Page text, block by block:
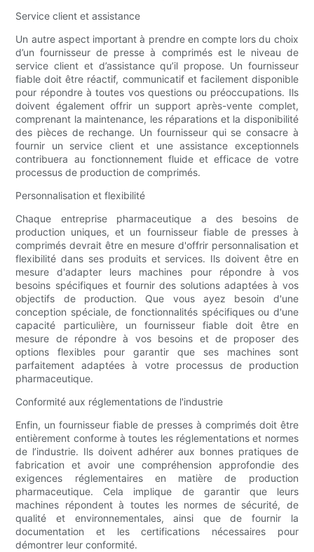
Service client et assistance
Un autre aspect important à prendre en compte lors du choix
d’un fournisseur de presse à comprimés est le niveau de
service client et d’assistance qu’il propose. Un fournisseur
fiable doit être réactif, communicatif et facilement disponible
pour répondre à toutes vos questions ou préoccupations. Ils
doivent également offrir un support après-vente complet,
comprenant la maintenance, les réparations et la disponibilité
des pièces de rechange. Un fournisseur qui se consacre à
fournir un service client et une assistance exceptionnels
contribuera au fonctionnement fluide et efficace de votre
processus de production de comprimés.
Personnalisation et flexibilité
Chaque entreprise pharmaceutique a des besoins de
production uniques, et un fournisseur fiable de presses à
comprimés devrait être en mesure d'offrir personnalisation et
flexibilité dans ses produits et services. Ils doivent être en
mesure d'adapter leurs machines pour répondre à vos
besoins spécifiques et fournir des solutions adaptées à vos
objectifs de production. Que vous ayez besoin d'une
conception spéciale, de fonctionnalités spécifiques ou d'une
capacité particulière, un fournisseur fiable doit être en
mesure de répondre à vos besoins et de proposer des
options flexibles pour garantir que ses machines sont
parfaitement adaptées à votre processus de production
pharmaceutique.
Conformité aux réglementations de l'industrie
Enfin, un fournisseur fiable de presses à comprimés doit être
entièrement conforme à toutes les réglementations et normes
de l’industrie. Ils doivent adhérer aux bonnes pratiques de
fabrication et avoir une compréhension approfondie des
exigences réglementaires en matière de production
pharmaceutique. Cela implique de garantir que leurs
machines répondent à toutes les normes de sécurité, de
qualité et environnementales, ainsi que de fournir la
documentation et les certifications nécessaires pour
démontrer leur conformité.